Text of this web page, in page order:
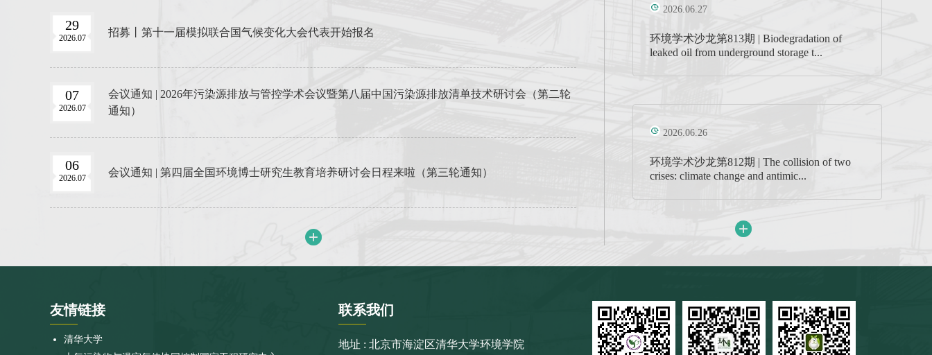
29
2026.07 招募丨第十一届模拟联合国气候变化大会代表开始报名
07
2026.07
会议通知 | 2026年污染源排放与管控学术会议暨第八届中国污染源排放清单技术研讨会（第二轮
通知）
06
2026.07 会议通知 | 第四届全国环境博士研究生教育培养研讨会日程来啦（第三轮通知）
2026.06.27
环境学术沙龙第813期 | Biodegradation of
leaked oil from underground storage t...
2026.06.26
环境学术沙龙第812期 | The collision of two
crises: climate change and antimic...
友情链接
清华大学
联系我们
地址 : 北京市海淀区清华大学环境学院